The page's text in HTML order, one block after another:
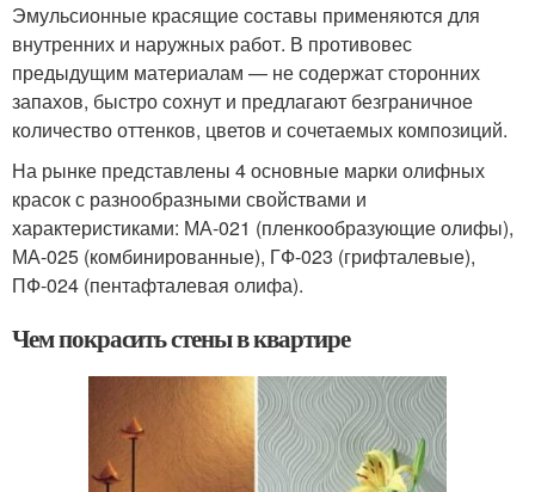
Эмульсионные красящие составы применяются для
внутренних и наружных работ. В противовес
предыдущим материалам — не содержат сторонних
запахов, быстро сохнут и предлагают безграничное
количество оттенков, цветов и сочетаемых композиций.
На рынке представлены 4 основные марки олифных
красок с разнообразными свойствами и
характеристиками: МА-021 (пленкообразующие олифы),
МА-025 (комбинированные), ГФ-023 (грифталевые),
ПФ-024 (пентафталевая олифа).
Чем покрасить стены в квартире